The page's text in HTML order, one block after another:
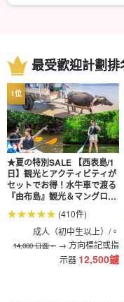
最受歡迎計劃排
★夏の特別SALE 【西表島/1
日】観光とアクティビティが
セットでお得！水牛車で渡る
『由布島』観光＆マングロー
ブSUPorカヌー（No.124）
(410件)
成人（初中生以上）/。
14,000 日圓。 → 方向標記或指
示器 12,500鑢